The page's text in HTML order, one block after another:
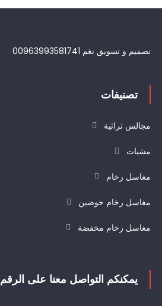
تصميم و تسويق نغم 00963993581741
تصنيفات
مجالس تراثية
مشبات
مغاسل رخام
مغاسل رخام حوضين
مغاسل رخام مخفضة
يمكنكم التواصل معنا على الرقم 0507782765